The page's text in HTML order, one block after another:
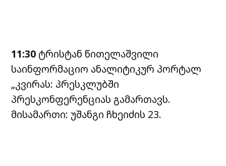
11:30 ტრისტან წითელაშვილი
საინფორმაციო ანალიტიკურ პორტალ
„კვირას: პრესკლუბში
პრესკონფერენციას გამართავს.
მისამართი: უშანგი ჩხეიძის 23.